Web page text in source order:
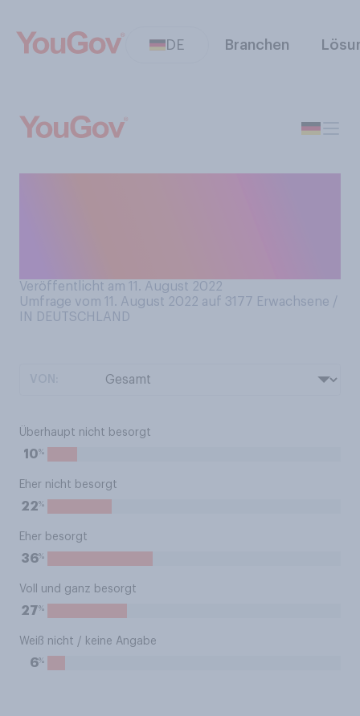
DE Branchen
Veröffentlicht am 11. August 2022
Umfrage vom 11. August 2022 auf 3177 Erwachsene /
IN DEUTSCHLAND
Überhaupt nicht besorgt
10%
Eher nicht besorgt
22%
Eher besorgt
36%
Voll und ganz besorgt
27%
Weiß nicht / keine Angabe
6%